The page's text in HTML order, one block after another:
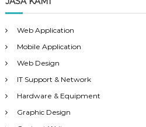
Web Application
Mobile Application
Web Design
IT Support & Network
Hardware & Equipment
Graphic Design